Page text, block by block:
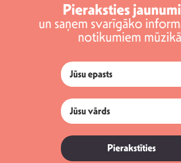
Pieraksties
un saņem svarīgāko
notikumiem
Pierakstīties